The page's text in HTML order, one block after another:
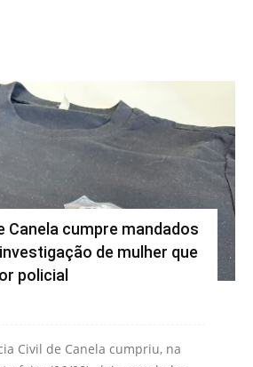
Canela cumpre mandados
de mulher que
policial
Civil de Canela cumpriu, na